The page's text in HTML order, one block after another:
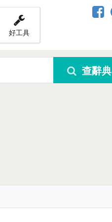
好工具
查辭典